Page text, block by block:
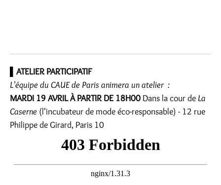
ATELIER PARTICIPATIF
L’équipe du CAUE de Paris animera un atelier :
MARDI 19 AVRIL À PARTIR DE 18H00 Dans la cour de La
Caserne (l'incubateur de mode éco-responsable) - 12 rue
Philippe de Girard, Paris 10